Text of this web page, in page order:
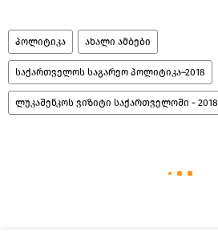
პოლიტიკა ახალი ამბები
საქართველოს საგარეო პოლიტიკა–2018
ლუკაშენკოს ვიზიტი საქართველოში - 2018